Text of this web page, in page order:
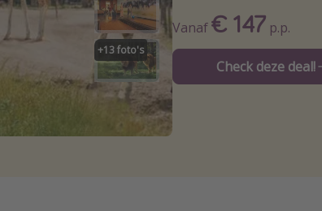
+13foto's
Vanaf€ 147 p.p.
Check deze deal!